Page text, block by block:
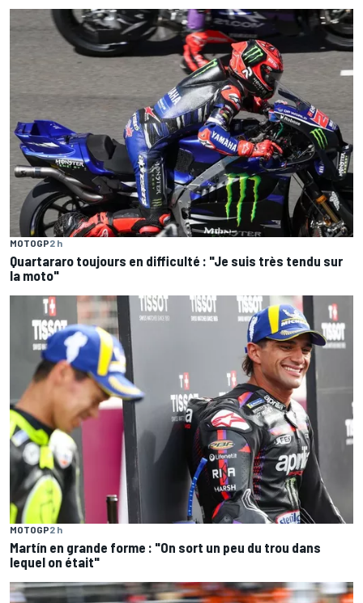
MOTOGP2 h
Quartararo toujours en difficulté : "Je suis très tendu sur
la moto"
MOTOGP2 h
Martín en grande forme : "On sort un peu du trou dans
lequel on était"